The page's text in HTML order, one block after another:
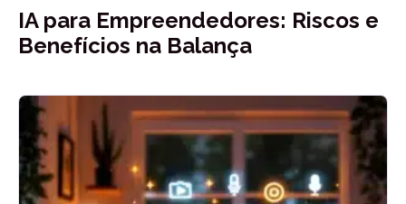
IA para Empreendedores: Riscos e
Benefícios na Balança